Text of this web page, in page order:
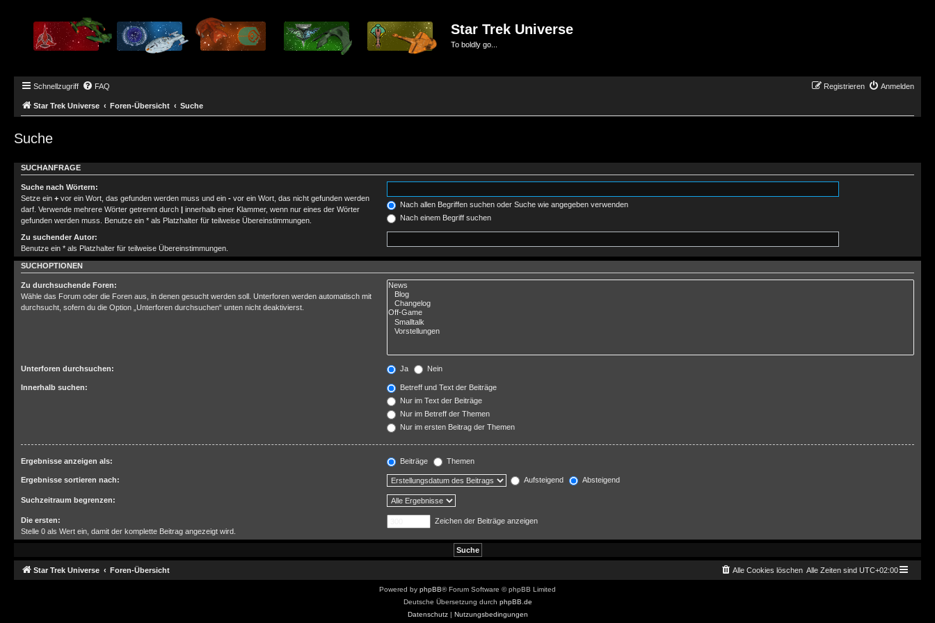
Star Trek Universe
To boldly go...
Schnellzugriff FAQ Anmelden
Registrieren
Star Trek Universe Foren-Übersicht Suche
Suche
SUCHANFRAGE
Suche nach Wörtern:
Setze ein + vor ein Wort, das gefunden werden muss und ein - vor ein Wort, das nicht gefunden werden
darf. Verwende mehrere Wörter getrennt durch
innerhalb einer Klammer, wenn nur eines der Wörter
gefunden werden muss. Benutze ein * als Platzhalter für teilweise Übereinstimmungen.
Nach allen Begriffen suchen oder Suche wie angegeben verwenden
Nach einem Begriff suchen
Zu suchender Autor:
Benutze ein * als Platzhalter für teilweise Übereinstimmungen.
SUCHOPTIONEN
Zu durchsuchende Foren:
Wähle das Forum oder die Foren aus, in denen gesucht werden soll. Unterforen werden automatisch mit
durchsucht, sofern du die Option „Unterforen durchsuchen“ unten nicht deaktivierst.
Unterforen durchsuchen: Ja Nein
Innerhalb suchen:
Betreff und Text der Beiträge
Nur im Text der Beiträge
Nur im Betreff der Themen
Nur im ersten Beitrag der Themen
Ergebnisse anzeigen als: Beiträge Themen
Ergebnisse sortieren nach: Aufsteigend Absteigend
Suchzeitraum begrenzen:
Die ersten:
Stelle 0 als Wert ein, damit der komplette Beitrag angezeigt wird.
Zeichen der Beiträge anzeigen
Star Trek Universe Foren-Übersicht Alle Zeiten sind UTC+02:00
Alle Cookies löschen
Powered by phpBB® Forum Software © phpBB Limited
Deutsche Übersetzung durch phpBB.de
Datenschutz| Nutzungsbedingungen